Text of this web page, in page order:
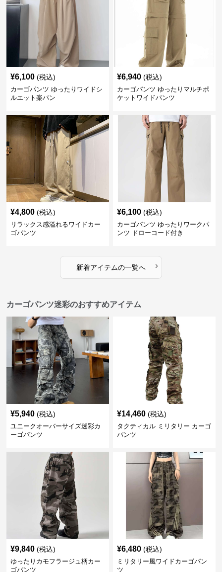
¥6,100 (税込)
カーゴパンツ ゆったりワイドシ
ルエット楽パン
¥6,940 (税込)
カーゴパンツ ゆったりマルチポ
ケットワイドパンツ
¥4,800 (税込)
リラックス感溢れるワイドカー
ゴパンツ
¥6,100 (税込)
カーゴパンツ ゆったりワークパ
ンツ ドローコード付き
新着アイテムの一覧へ ›
カーゴパンツ迷彩のおすすめアイテム
¥5,940 (税込)
ユニークオーバーサイズ迷彩カ
ーゴパンツ
¥14,460 (税込)
タクティカル ミリタリー カーゴ
パンツ
¥9,840 (税込)
ゆったりカモフラージュ柄カー
ゴパンツ
¥6,480 (税込)
ミリタリー風ワイドカーゴパン
ツ